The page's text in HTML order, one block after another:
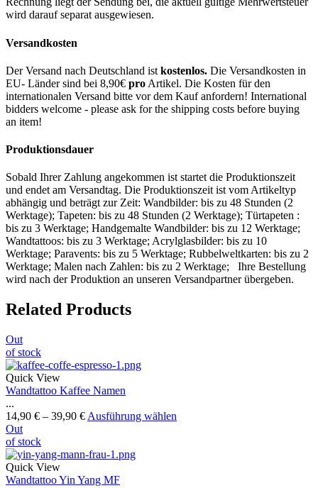
wird darauf separat ausgewiesen.
Versandkosten
Der Versand nach Deutschland ist kostenlos. Die Versandkosten in
EU- Länder sind bei 8,90€ pro Artikel. Die Kosten für den
internationalen Versand bitte vor dem Kauf anfordern! International
bidders welcome - please ask for the shipping costs before buying
an item!
Produktionsdauer
Sobald Ihrer Zahlung angekommen ist startet die Produktionszeit
und endet am Versandtag. Die Produktionszeit ist vom Artikeltyp
abhängig und beträgt zur Zeit: Wandbilder: bis zu 48 Stunden (2
Werktage); Tapeten: bis zu 48 Stunden (2 Werktage); Türtapeten :
bis zu 3 Werktage; Handgemalte Wandbilder: bis zu 12 Werktage;
Wandtattoos: bis zu 3 Werktage; Acrylglasbilder: bis zu 10
Werktage; Paravents: bis zu 5 Werktage; Rubbelweltkarten: bis zu 2
Werktage; Malen nach Zahlen: bis zu 2 Werktage; Ihre Bestellung
wird nach der Produktion an unseren Versandpartner übergeben.
Related Products
Out
of stock
Quick View
Wandtattoo Kaffee Namen
...
14,90 € – 39,90 € Ausführung wählen
Out
of stock
Quick View
Wandtattoo Yin Yang MF